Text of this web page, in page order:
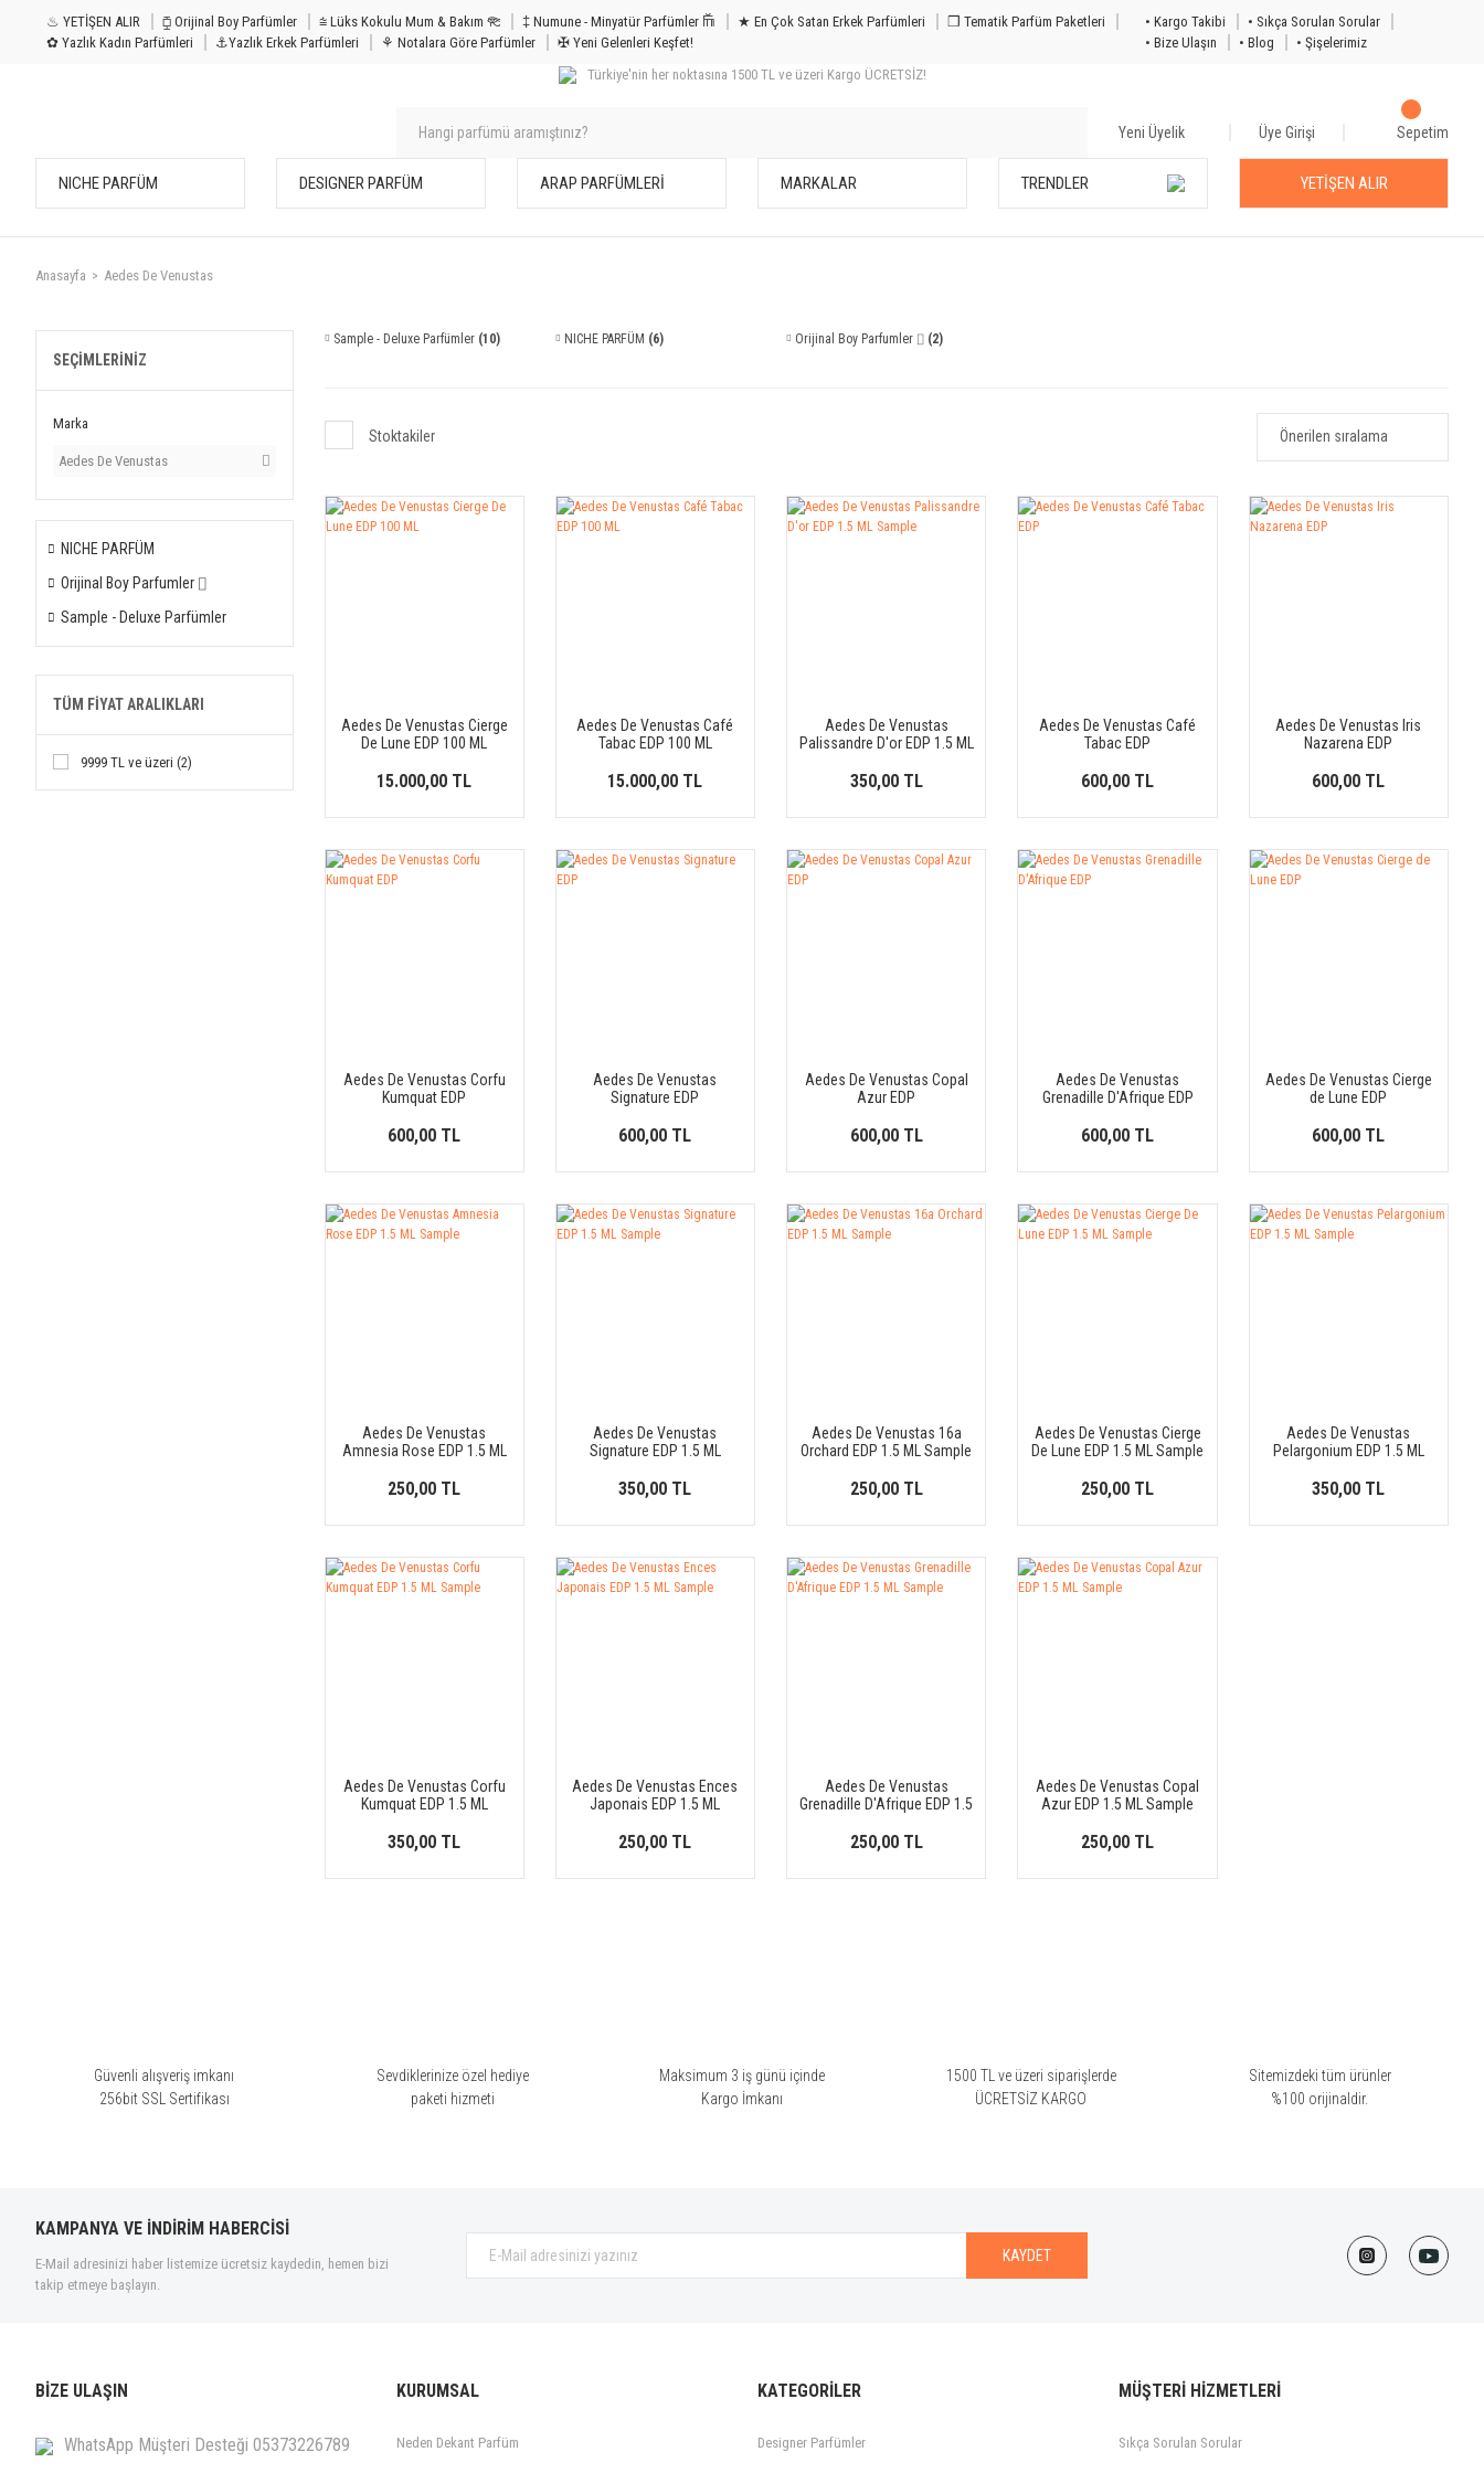
♨ YETİŞEN ALIR ⧮ Orijinal Boy Parfümler ⩭ Lüks Kokulu Mum & Bakım 𐦝 ‡ Numune - Minyatür Parfümler 𐙏 ★ En Çok Satan Erkek Parfümleri
❒ Tematik Parfüm Paketleri
✿ Yazlık Kadın Parfümleri
⚓Yazlık Erkek Parfümleri ⚘ Notalara Göre Parfümler ✠ Yeni Gelenleri Keşfet!
• Kargo Takibi
• Sıkça Sorulan Sorular
• Bize Ulaşın
• Blog
• Şişelerimiz
Türkiye'nin her noktasına 1500 TL ve üzeri Kargo ÜCRETSİZ!
Yeni Üyelik Üye Girişi Sepetim
NICHE PARFÜM DESIGNER PARFÜM ARAP PARFÜMLERİ MARKALAR TRENDLER YETİŞEN ALIR
Anasayfa Aedes De Venustas
SEÇIMLERINIZ
Marka
Aedes De Venustas
NICHE PARFÜM
Orijinal Boy Parfumler ⌷
Sample - Deluxe Parfümler
TÜM FIYAT ARALIKLARI
9999 TL ve üzeri (2)
Sample - Deluxe Parfümler (10) NICHE PARFÜM (6) Orijinal Boy Parfumler ⌷ (2)
Stoktakiler
Aedes De Venustas Cierge
De Lune EDP 100 ML
15.000,00 TL
Aedes De Venustas Café
Tabac EDP 100 ML
15.000,00 TL
Aedes De Venustas
Palissandre D'or EDP 1.5 ML
350,00 TL
Aedes De Venustas Café
Tabac EDP
600,00 TL
Aedes De Venustas Iris
Nazarena EDP
600,00 TL
Aedes De Venustas Corfu
Kumquat EDP
600,00 TL
Aedes De Venustas
Signature EDP
600,00 TL
Aedes De Venustas Copal
Azur EDP
600,00 TL
Aedes De Venustas
Grenadille D'Afrique EDP
600,00 TL
Aedes De Venustas Cierge
de Lune EDP
600,00 TL
Aedes De Venustas
Amnesia Rose EDP 1.5 ML
250,00 TL
Aedes De Venustas
Signature EDP 1.5 ML
350,00 TL
Aedes De Venustas 16a
Orchard EDP 1.5 ML Sample
250,00 TL
Aedes De Venustas Cierge
De Lune EDP 1.5 ML Sample
250,00 TL
Aedes De Venustas
Pelargonium EDP 1.5 ML
350,00 TL
Aedes De Venustas Corfu
Kumquat EDP 1.5 ML
350,00 TL
Aedes De Venustas Ences
Japonais EDP 1.5 ML
250,00 TL
Aedes De Venustas
Grenadille D'Afrique EDP 1.5
250,00 TL
Aedes De Venustas Copal
Azur EDP 1.5 ML Sample
250,00 TL
Güvenli alışveriş imkanı
256bit SSL Sertifikası
Sevdiklerinize özel hediye
paketi hizmeti
Maksimum 3 iş günü içinde
Kargo İmkanı
1500 TL ve üzeri siparişlerde
ÜCRETSİZ KARGO
Sitemizdeki tüm ürünler
%100 orijinaldir.
KAMPANYA VE İNDİRİM HABERCİSİ
E-Mail adresinizi haber listemize ücretsiz kaydedin, hemen bizi
takip etmeye başlayın.
KAYDET
BİZE ULAŞIN
WhatsApp Müşteri Desteği 05373226789
KURUMSAL
Neden Dekant Parfüm
KATEGORİLER
Designer Parfümler
MÜŞTERİ HİZMETLERİ
Sıkça Sorulan Sorular